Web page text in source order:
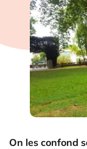
On les confond